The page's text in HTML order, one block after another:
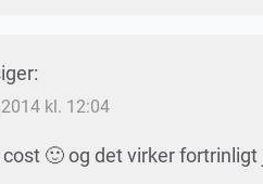
kl. 12:04
🙂 og det virker